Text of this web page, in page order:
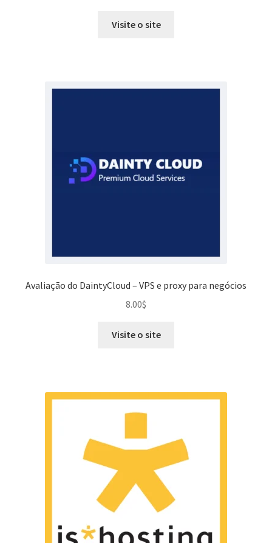
Visite o site
Avaliação do DaintyCloud – VPS e proxy para negócios
8.00$
Visite o site